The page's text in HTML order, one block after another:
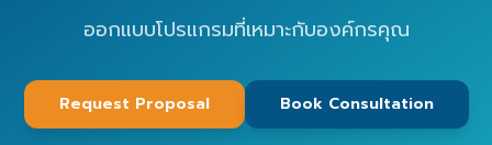
ออกแบบโปรแกรมที่เหมาะกับองค์กรคุณ
Request Proposal Book Consultation